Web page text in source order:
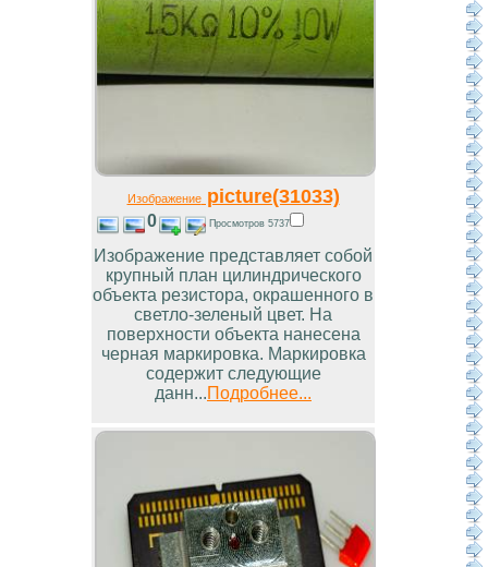
Изображениеpicture(31033)
0 Просмотров 5737
Изображение представляет собой
крупный план цилиндрического
объекта резистора, окрашенного в
светло-зеленый цвет. На
поверхности объекта нанесена
черная маркировка. Маркировка
содержит следующие
данн...Подробнее...